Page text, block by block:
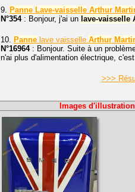
9. Panne Lave-vaisselle Arthur
N°354: Bonjour, j'ai un lave-vaisselle
10. Panne lave vaisselle Arthur
N°16964: Bonjour. Suite à un
n'ai plus d'alimentation électrique,
>>>
Images